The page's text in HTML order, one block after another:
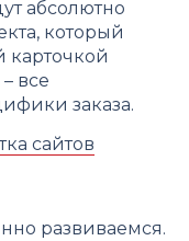
абсолютно
который
карточкой
все
заказа.
сайтов
развиваемся.